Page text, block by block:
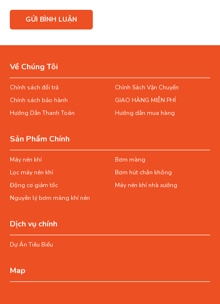
Về Chúng Tôi
Chính sách đổi trả
Chính Sách Vận Chuyển
Chính sách bảo hành
GIAO HÀNG MIỄN PHÍ
Hướng Dẫn Thanh Toán
Hướng dẫn mua hàng
Sản Phẩm Chính
Máy nén khí
Bơm màng
Lọc máy nén khí
Bơm hút chân không
Động cơ giảm tốc
Máy nén khí nhà xưởng
Nguyên lý bơm màng khí nén
Dịch vụ chính
Dự Án Tiêu Biểu
Map